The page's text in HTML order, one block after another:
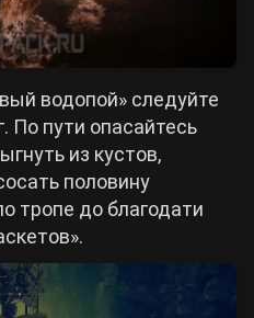
водопой» следуйте
По пути опасайтесь
из кустов,
половину
тропе до благодати